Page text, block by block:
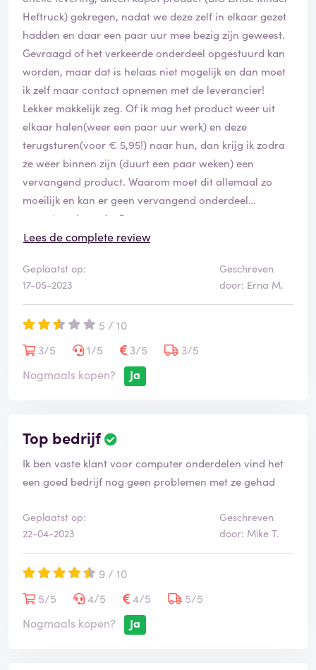
volgens hun nieuw opgestuurd is ondanks deze toch
echt gebruikerssporen bevat.
Wat het probleem ook is hier in dit bedrijf, de mensen,
het beleid, het zo lang mogelijk mensen aan t lijntje
houden en doen alsof je dom bent of het extra beetje
onklantvriendelijkheid die je krijgt bij je aankoop van
een product dat een redelijk maandsalaris kost.
Voor mij niet voor herhaling vatbaar, hoop dat mensen
2x nadenken en de reciews goed doorspitten voor ze
hier hun spul halen.
Mijn advies, stel iets leuks samen op de site en ga naar
je local pc shop vraag ze daar of ze wat voor je kunnen
regelen.
Slechtste ervaring met een winkel ooit en ook de eerste
keer dat ik het waard vond om ergens een rescensie
over te schrijven.
Heb alleen maar ziekelijke woorden hiervoor over.
Overigens wil ik graag vermelden dat ik overal 0
(2/10 punten) in moet vullen om mijn rescensie te
plaatsen.
Ontevreden klant 9828496
Heftruck) gekregen, nadat we deze zelf in elkaar gezet
hadden en daar een paar uur mee bezig zijn geweest.
Gevraagd of het verkeerde onderdeel opgestuurd kan
worden, maar dat is helaas niet mogelijk en dan moet
ik zelf maar contact opnemen met de leverancier!
Lekker makkelijk zeg. Of ik mag het product weer uit
elkaar halen(weer een paar uur werk) en deze
terugsturen(voor € 5,95!) naar hun, dan krijg ik zodra
ze weer binnen zijn (duurt een paar weken) een
vervangend product. Waarom moet dit allemaal zo
moeilijk en kan er geen vervangend onderdeel
opgestuurd worden?
Lees de complete review
Geplaatst op:
17-05-2023
Geschreven
door: Erna M.
5 / 10
3/5
1/5 3/5
3/5
Nogmaals kopen?
Ja
Top bedrijf
Ik ben vaste klant voor computer onderdelen vind het
een goed bedrijf nog geen problemen met ze gehad
Geplaatst op:
22-04-2023
Geschreven
door: Mike T.
9 / 10
5/5
4/5 4/5
5/5
Nogmaals kopen?
Ja